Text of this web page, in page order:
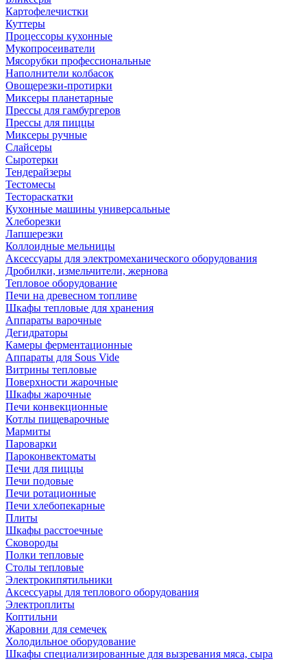
Картофелечистки
Куттеры
Процессоры кухонные
Мукопросеиватели
Мясорубки профессиональные
Наполнители колбасок
Овощерезки-протирки
Миксеры планетарные
Прессы для гамбургеров
Прессы для пиццы
Миксеры ручные
Слайсеры
Сыротерки
Тендерайзеры
Тестомесы
Тестораскатки
Кухонные машины универсальные
Хлеборезки
Лапшерезки
Коллоидные мельницы
Аксессуары для электромеханического оборудования
Дробилки, измельчители, жернова
Тепловое оборудование
Печи на древесном топливе
Шкафы тепловые для хранения
Аппараты варочные
Дегидраторы
Камеры ферментационные
Аппараты для Sous Vide
Витрины тепловые
Поверхности жарочные
Шкафы жарочные
Печи конвекционные
Котлы пищеварочные
Мармиты
Пароварки
Пароконвектоматы
Печи для пиццы
Печи подовые
Печи ротационные
Печи хлебопекарные
Плиты
Шкафы расстоечные
Сковороды
Полки тепловые
Столы тепловые
Электрокипятильники
Аксессуары для теплового оборудования
Электроплиты
Коптильни
Жаровни для семечек
Холодильное оборудование
Шкафы специализированные для вызревания мяса, сыра